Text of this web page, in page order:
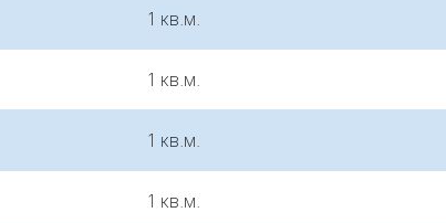
1 кв.м.
1 кв.м.
1 кв.м.
1 кв.м.